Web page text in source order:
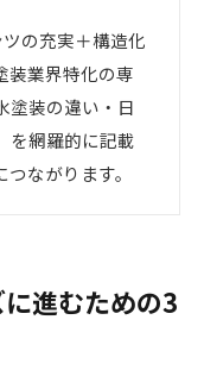
の充実＋構造化
装業界特化の専
塗装の違い・日
を網羅的に記載
ながります。
進むための3